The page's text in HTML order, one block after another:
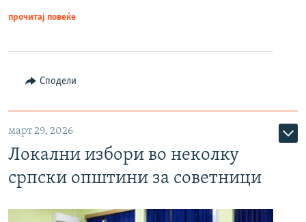
прочитај повеќе
Сподели
март 29, 2026
Локални избори во неколку
српски општини за советници